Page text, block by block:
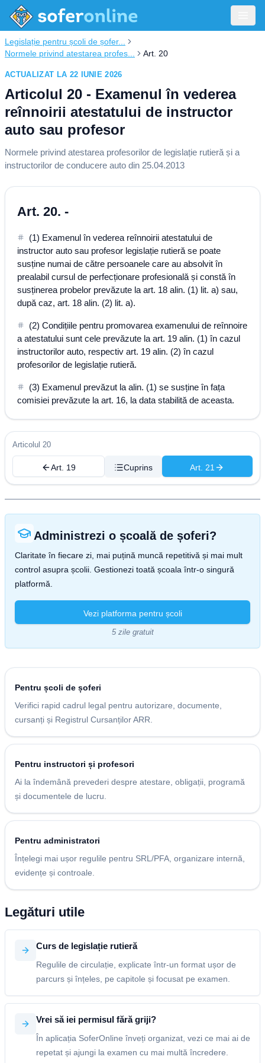
Legislație pentru școli de șofer...
Normele privind atestarea profes...
Art. 20
ACTUALIZAT LA 22 IUNIE 2026
Articolul 20 - Examenul în vederea
reînnoirii atestatului de instructor
auto sau profesor
Normele privind atestarea profesorilor de legislație rutieră și a
instructorilor de conducere auto din 25.04.2013
Art. 20. -
(1) Examenul în vederea reînnoirii atestatului de
instructor auto sau profesor legislație rutieră se poate
susține numai de către persoanele care au absolvit în
prealabil cursul de perfecționare profesională și constă în
susținerea probelor prevăzute la art. 18 alin. (1) lit. a) sau,
după caz, art. 18 alin. (2) lit. a).
(2) Condițiile pentru promovarea examenului de reînnoire
a atestatului sunt cele prevăzute la art. 19 alin. (1) în cazul
instructorilor auto, respectiv art. 19 alin. (2) în cazul
profesorilor de legislație rutieră.
(3) Examenul prevăzut la alin. (1) se susține în fața
comisiei prevăzute la art. 16, la data stabilită de aceasta.
Articolul 20
Art. 19 Cuprins Art. 21
Administrezi o școală de șoferi?
Claritate în fiecare zi, mai puțină muncă repetitivă și mai mult
control asupra școlii. Gestionezi toată școala într-o singură
platformă.
Vezi platforma pentru școli
5 zile gratuit
Pentru școli de șoferi
Verifici rapid cadrul legal pentru autorizare, documente,
cursanți și Registrul Cursanților ARR.
Pentru instructori și profesori
Ai la îndemână prevederi despre atestare, obligații, programă
și documentele de lucru.
Pentru administratori
Înțelegi mai ușor regulile pentru SRL/PFA, organizare internă,
evidențe și controale.
Legături utile
Curs de legislație rutieră
Regulile de circulație, explicate într-un format ușor de
parcurs și înțeles, pe capitole și focusat pe examen.
Vrei să iei permisul fără griji?
În aplicația SoferOnline înveți organizat, vezi ce mai ai de
repetat și ajungi la examen cu mai multă încredere.